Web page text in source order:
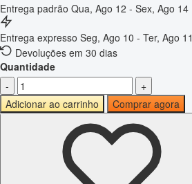
Entrega padrão Qua, Ago 12 - Sex, Ago 14
Entrega expresso Seg, Ago 10 - Ter, Ago 11
Devoluções em 30 dias
Quantidade
-
+
Adicionar ao carrinho
Comprar agora